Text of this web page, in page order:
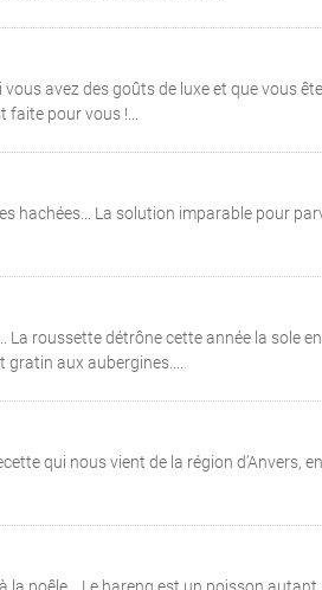
avez des goûts de luxe et que vous
pour vous !...
hachées... La solution imparable pour
La roussette détrône cette année la sole en
aux aubergines....
qui nous vient de la région d’Anvers, en